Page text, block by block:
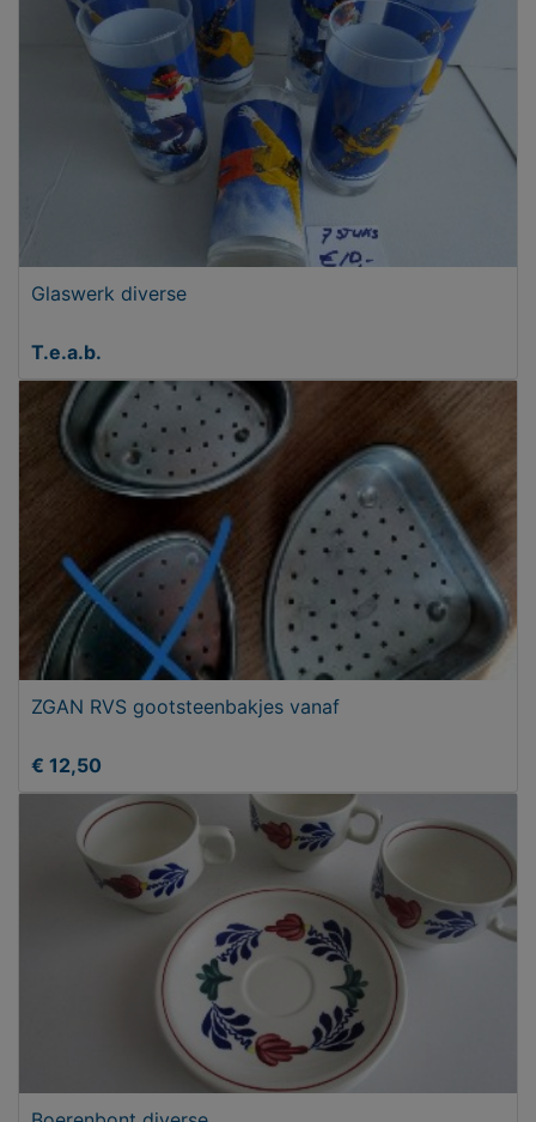
Glaswerk diverse
T.e.a.b.
ZGAN RVS gootsteenbakjes vanaf
€ 12,50